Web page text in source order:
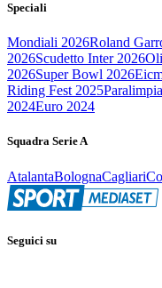
Speciali
Mondiali 2026Roland
2026Scudetto Inter 2026
2026Super Bowl 2026
Riding Fest 2025
2024Euro 2024
Squadra Serie A
AtalantaBolognaCagliari
Seguici su